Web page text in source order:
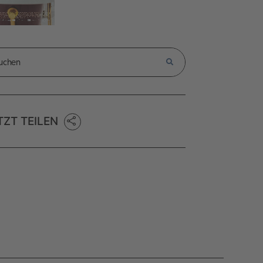
TEILEN